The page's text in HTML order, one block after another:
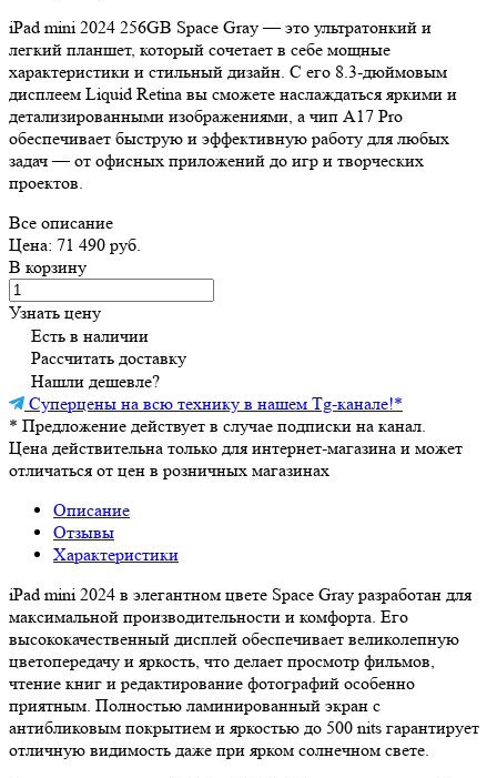
iPad mini 2024 256GB Space Gray — это ультратонкий и
легкий планшет, который сочетает в себе мощные
характеристики и стильный дизайн. С его 8.3-дюймовым
дисплеем Liquid Retina вы сможете наслаждаться яркими и
детализированными изображениями, а чип A17 Pro
обеспечивает быструю и эффективную работу для любых
задач — от офисных приложений до игр и творческих
проектов.
Все описание
Цена: 71 490 руб.
В корзину
Узнать цену
Есть в наличии
Рассчитать доставку
Нашли дешевле?
Суперцены на всю технику в нашем Tg-канале!*
* Предложение действует в случае подписки на канал.
Цена действительна только для интернет-магазина и может
отличаться от цен в розничных магазинах
Описание
Отзывы
Характеристики
iPad mini 2024 в элегантном цвете Space Gray разработан для
максимальной производительности и комфорта. Его
высококачественный дисплей обеспечивает великолепную
цветопередачу и яркость, что делает просмотр фильмов,
чтение книг и редактирование фотографий особенно
приятным. Полностью ламинированный экран с
антибликовым покрытием и яркостью до 500 nits гарантирует
отличную видимость даже при ярком солнечном свете.